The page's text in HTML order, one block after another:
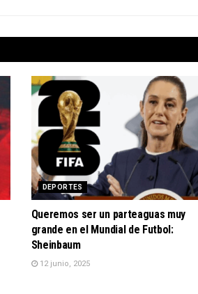
DEPORTES
Queremos ser un parteaguas muy
grande en el Mundial de Futbol:
Sheinbaum
12 junio, 2025